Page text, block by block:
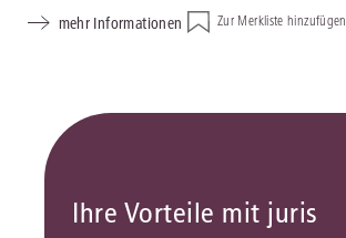
mehr Informationen
Zur Merkliste hinzufügen
Ihre Vorteile mit juris